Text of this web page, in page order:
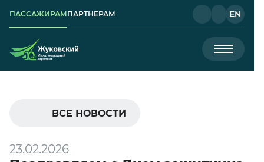
ПАССАЖИРАМПАРТНЕРАМ EN
ВСЕ НОВОСТИ
23.02.2026